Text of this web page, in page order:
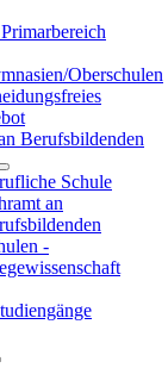
Oberschulen
Berufsbildenden
Schule
an
-